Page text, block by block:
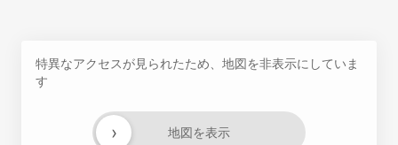
特異なアクセスが見られたため、地図を非表示にしていま
す
地図を表示
›